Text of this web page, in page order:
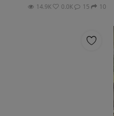
14.9К 0.0К 15 10